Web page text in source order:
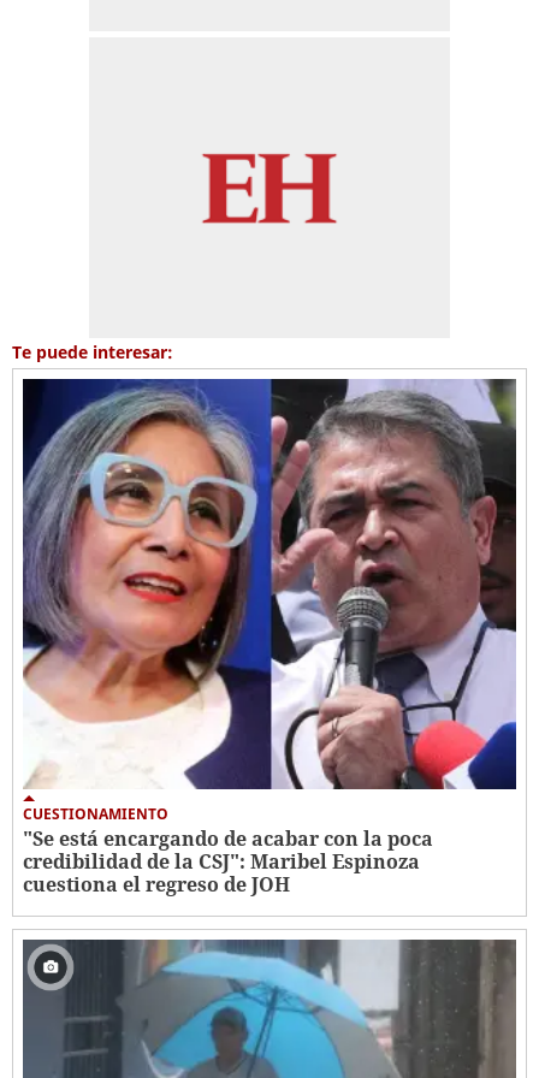
Te puede interesar:
CUESTIONAMIENTO
"Se está encargando de acabar con la poca
credibilidad de la CSJ": Maribel Espinoza
cuestiona el regreso de JOH